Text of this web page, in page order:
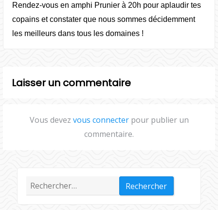
Rendez-vous en amphi Prunier à 20h pour aplaudir tes
copains et constater que nous sommes décidemment
les meilleurs dans tous les domaines !
Laisser un commentaire
Vous devez vous connecterpour publier un
commentaire.
Rechercher :